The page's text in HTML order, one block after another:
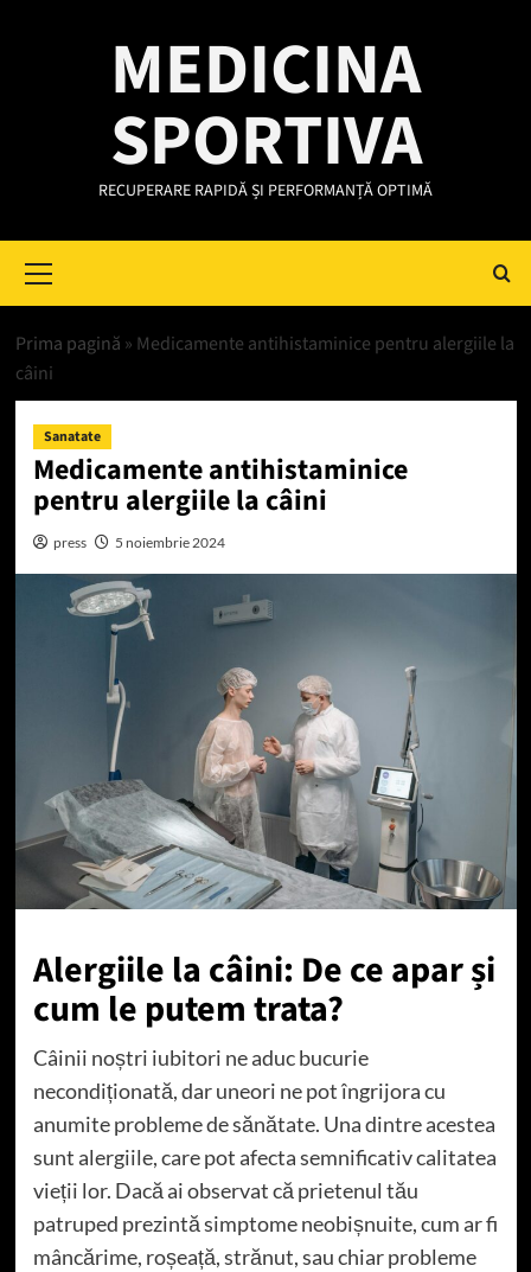
MEDICINA
SPORTIVA
RECUPERARE RAPIDĂ ȘI PERFORMANȚĂ OPTIMĂ
Menu
Prima pagină » Medicamente antihistaminice pentru alergiile la
câini
Sanatate
Medicamente antihistaminice
pentru alergiile la câini
press 5 noiembrie 2024
Alergiile la câini: De ce apar și
cum le putem trata?
Câinii noștri iubitori ne aduc bucurie
necondiționată, dar uneori ne pot îngrijora cu
anumite probleme de sănătate. Una dintre acestea
sunt alergiile, care pot afecta semnificativ calitatea
vieții lor. Dacă ai observat că prietenul tău
patruped prezintă simptome neobișnuite, cum ar fi
mâncărime, roșeață, strănut, sau chiar probleme